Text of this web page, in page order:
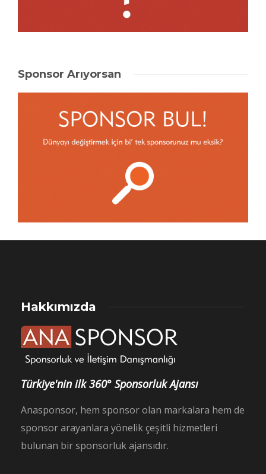
Sponsor Arıyorsan
Hakkımızda
Türkiye'nin ilk 360° Sponsorluk Ajansı
Anasponsor, hem sponsor olan markalara hem de
sponsor arayanlara yönelik çeşitli hizmetleri
bulunan bir sponsorluk ajansıdır.